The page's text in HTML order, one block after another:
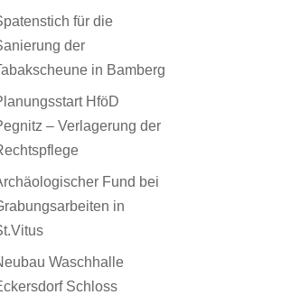
für die
der
in Bamberg
HföD
– Verlagerung der
Fund bei
in
Waschhalle
Schloss